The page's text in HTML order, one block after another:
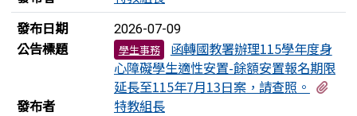
發布日期
2026-07-09
公告標題 學生事務
函轉國教署辦理115學年度身
心障礙學生適性安置-餘額安置報名期限
延長至115年7月13日案，請查照。
發布者
特教組長